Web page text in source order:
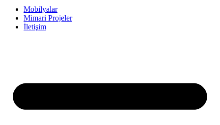
Mobilyalar
Mimari Projeler
İletişim